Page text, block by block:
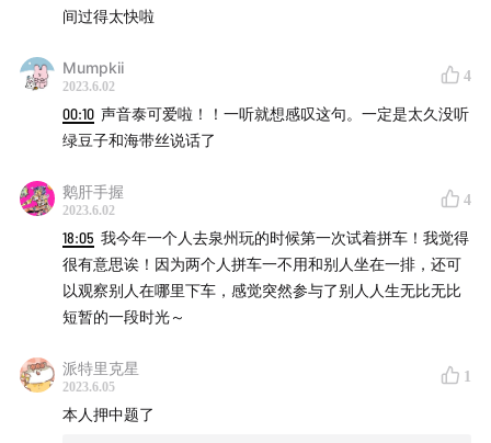
绿豆子：周末打车
海带丝：不主动打车但也离不开打车
沙发儿：打车平台钻石用户
📌 在这一期你将听到：
Part 1 明明也有其它出行方式为什么选择打车呢
04:40直接从a到b，不受限制地出行
07:20 在车上收获额外的延续时间
09:25打车可以维持生活中的‘体面’
15:15不同类车型比较
Part 2 打车会遇到的那些事儿
间过得太快啦
Mumpkii
2023.6.02
4
00:10 声音泰可爱啦！！一听就想感叹这句。一定是太久没听
绿豆子和海带丝说话了
鹅肝手握
2023.6.02
4
18:05 我今年一个人去泉州玩的时候第一次试着拼车！我觉得
很有意思诶！因为两个人拼车一不用和别人坐在一排，还可
以观察别人在哪里下车，感觉突然参与了别人人生无比无比
短暂的一段时光～
派特里克星
2023.6.05
1
本人押中题了